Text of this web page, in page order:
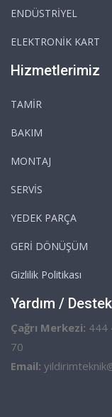
ENDÜSTRİYEL
ELEKTRONİK KART
Hizmetlerimiz
TAMİR
BAKIM
MONTAJ
SERVİS
YEDEK PARÇA
GERİ DÖNÜŞÜM
Gizlilik Politikası
Yardım / Destek
Çağrı Merkezi: 444
70
Email: